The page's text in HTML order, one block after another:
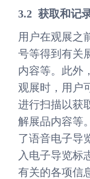
3.2 获取和记
用户在观展之
号等得到有关
内容等。此外
观展时，用户
进行扫描以获
解展品内容等
了语音电子导
入电子导览标
有关的各项信